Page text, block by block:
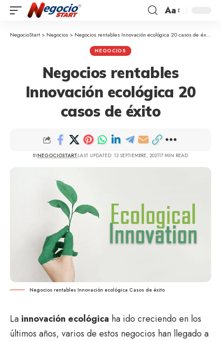
Aa
NegocioStart > Negocios > Negocios rentables Innovación ecológica 20 casos de éxito
NEGOCIOS
Negocios rentables
Innovación ecológica 20
casos de éxito
BYNEGOCIOSTARTLAST UPDATED: 13 SEPTIEMBRE, 202117 MIN READ
Negocios rentables Innovación ecológica Casos de éxito
La innovación ecológica ha ido creciendo en los
últimos años, varios de estos negocios han llegado a